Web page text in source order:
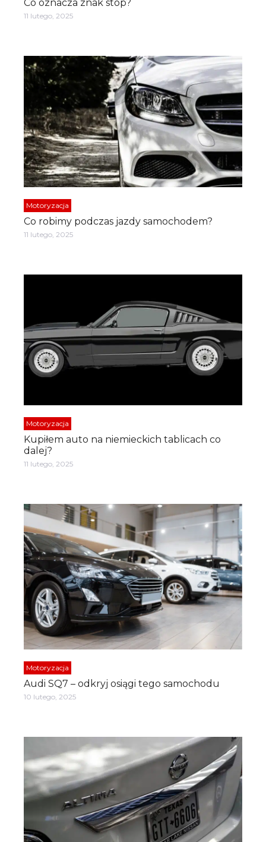
Co oznacza znak stop?
11 lutego, 2025
Motoryzacja
Co robimy podczas jazdy samochodem?
11 lutego, 2025
Motoryzacja
Kupiłem auto na niemieckich tablicach co
dalej?
11 lutego, 2025
Motoryzacja
Audi SQ7 – odkryj osiągi tego samochodu
10 lutego, 2025